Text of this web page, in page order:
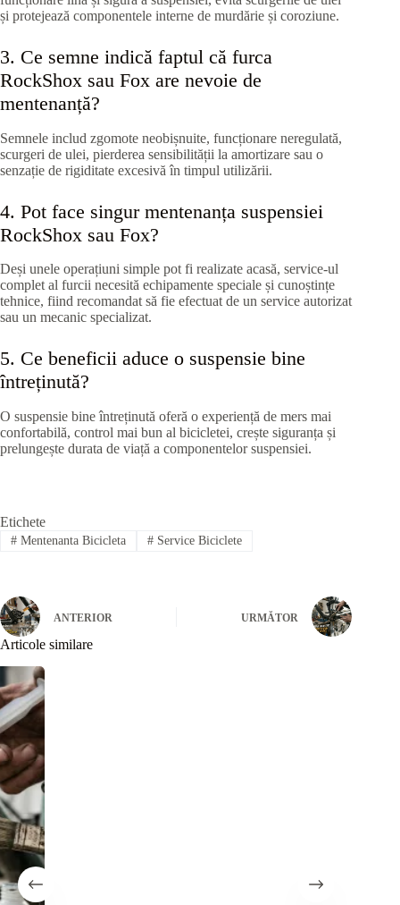
și protejează componentele interne de murdărie și coroziune.
3. Ce semne indică faptul că furca
RockShox sau Fox are nevoie de
mentenanță?
Semnele includ zgomote neobișnuite, funcționare neregulată,
scurgeri de ulei, pierderea sensibilității la amortizare sau o
senzație de rigiditate excesivă în timpul utilizării.
4. Pot face singur mentenanța suspensiei
RockShox sau Fox?
Deși unele operațiuni simple pot fi realizate acasă, service-ul
complet al furcii necesită echipamente speciale și cunoștințe
tehnice, fiind recomandat să fie efectuat de un service autorizat
sau un mecanic specializat.
5. Ce beneficii aduce o suspensie bine
întreținută?
O suspensie bine întreținută oferă o experiență de mers mai
confortabilă, control mai bun al bicicletei, crește siguranța și
prelungește durata de viață a componentelor suspensiei.
Etichete
#Mentenanta Bicicleta #Service Biciclete
ANTERIOR URMĂTOR
Articole similare